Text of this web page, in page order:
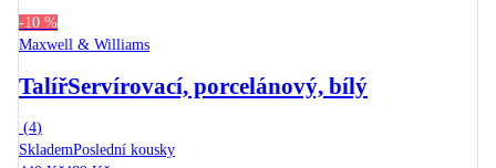
-10 %
Maxwell & Williams
TalířServírovací, porcelánový, bílý
(4)
SklademPoslední kousky